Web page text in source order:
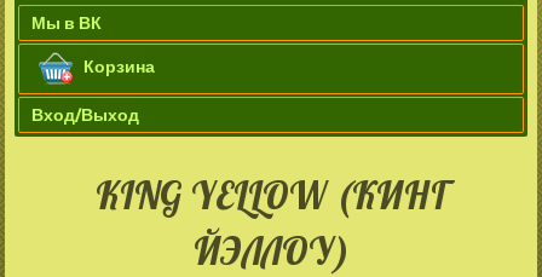
Мы в ВК
Корзина
Вход/Выход
KING YELLOW (КИНГ
ЙЭЛЛОУ)